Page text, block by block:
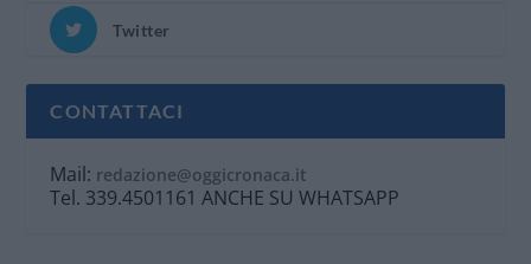
Twitter
CONTATTACI
Mail: redazione@oggicronaca.it
Tel. 339.4501161 ANCHE SU WHATSAPP